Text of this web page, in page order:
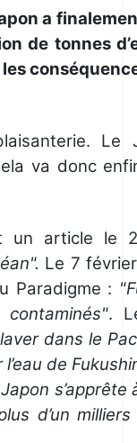
a
de tonnes
Le
va donc
un article le
Le 7
Paradigme :
.
dans le
de
s’apprête
d’un